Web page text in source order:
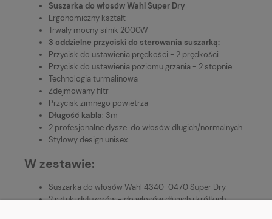
Suszarka do włosów Wahl Super Dry
Ergonomiczny kształt
Trwały mocny silnik 2000W
3 oddzielne przyciski do sterowania suszarką:
Przycisk do ustawienia prędkości - 2 prędkości
Przycisk do ustawienia poziomu grzania - 2 stopnie
Technologia turmalinowa
Zdejmowany filtr
Przycisk zimnego powietrza
Długość kabla: 3m
2 profesjonalne dysze do włosów długich/normalnych
Stylowy design unisex
W zestawie:
Suszarka do włosów Wahl 4340-0470 Super Dry
2 sztuki dyfuzorów - do włosów długich i krótkich